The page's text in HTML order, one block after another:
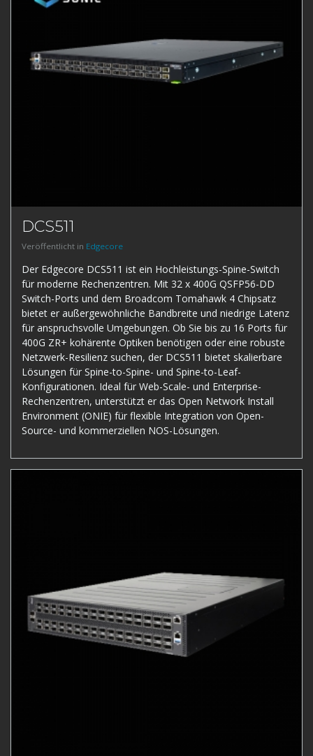
DCS511
Veröffentlicht in Edgecore
Der Edgecore DCS511 ist ein Hochleistungs-Spine-Switch
für moderne Rechenzentren. Mit 32 x 400G QSFP56-DD
Switch-Ports und dem Broadcom Tomahawk 4 Chipsatz
bietet er außergewöhnliche Bandbreite und niedrige Latenz
für anspruchsvolle Umgebungen. Ob Sie bis zu 16 Ports für
400G ZR+ kohärente Optiken benötigen oder eine robuste
Netzwerk-Resilienz suchen, der DCS511 bietet skalierbare
Lösungen für Spine-to-Spine- und Spine-to-Leaf-
Konfigurationen. Ideal für Web-Scale- und Enterprise-
Rechenzentren, unterstützt er das Open Network Install
Environment (ONIE) für flexible Integration von Open-
Source- und kommerziellen NOS-Lösungen.